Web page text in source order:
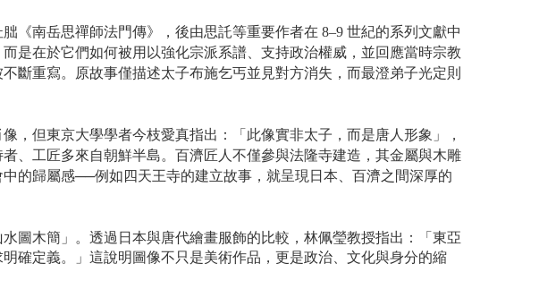
《南岳思禪師法門傳》，後由思託等重要作者在 8–9 世紀的系列文獻中
是在於它們如何被用以強化宗派系譜、支持政治權威，並回應當時宗教
斷重寫。原故事僅描述太子布施乞丐並見對方消失，而最澄弟子光定則
，但東京大學學者今枝愛真指出：「此像實非太子，而是唐人形象」，
、工匠多來自朝鮮半島。百濟匠人不僅參與法隆寺建造，其金屬與木雕
的歸屬感──例如四天王寺的建立故事，就呈現日本、百濟之間深厚的
圖木簡」。透過日本與唐代繪畫服飾的比較，林佩瑩教授指出：
「東亞
確定義。」這說明圖像不只是美術作品，更是政治、文化與身分的縮